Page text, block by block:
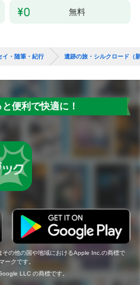
無料
イ・随筆・紀行 遺跡の旅・シルクロード（
便利で快適に！
の他の国や地域におけるApple Inc.の商標で
ークです。
LLC の商標です。